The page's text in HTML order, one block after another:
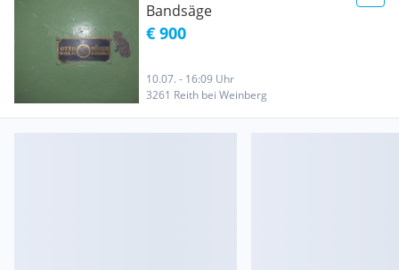
Bandsäge
€ 900
10.07. - 16:09 Uhr
3261 Reith bei Weinberg